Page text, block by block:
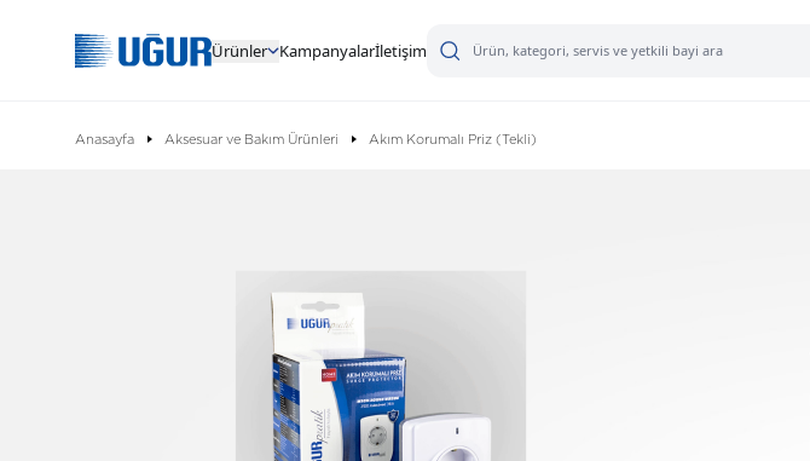
Ürünler Kampanyalarİletişim
Anasayfa Aksesuar ve Bakım Ürünleri Akım Korumalı Priz (Tekli)